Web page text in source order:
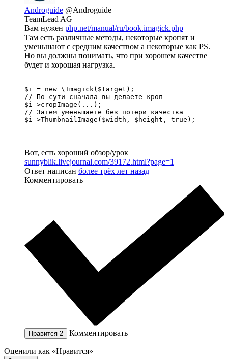
Androguide @Androguide
TeamLead AG
Вам нужен php.net/manual/ru/book.imagick.php
Там есть различные методы, некоторые кропят и
уменьшают с средним качеством а некоторые как PS.
Но вы должны понимать, что при хорошем качестве
будет и хорошая нагрузка.
$i = new \Imagick($target);
// По сути сначала вы делаете кроп
$i->cropImage(...);
// Затем уменьшаете без потери качества
$i->ThumbnailImage($width, $height, true);
Вот, есть хороший обзор/урок
sunnyblik.livejournal.com/39172.html?page=1
Ответ написан более трёх лет назад
Комментировать
Нравится 2 Комментировать
Оценили как «Нравится»